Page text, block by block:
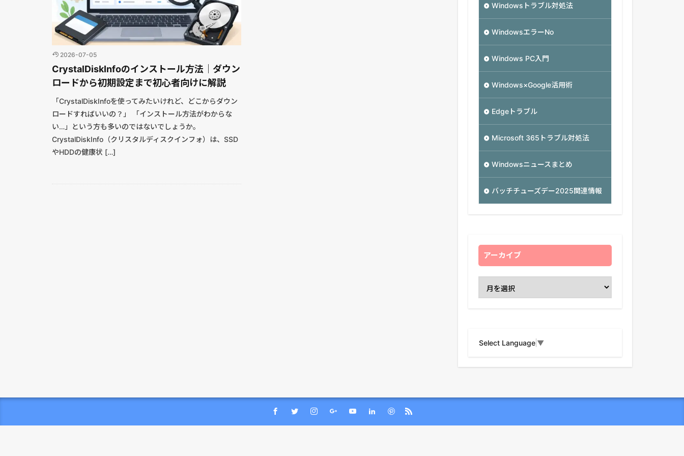
2026-07-05
CrystalDiskInfoのインストール方法｜ダウン
ロードから初期設定まで初心者向けに解説
「CrystalDiskInfoを使ってみたいけれど、どこからダウン
ロードすればいいの？」 「インストール方法がわからな
い…」という方も多いのではないでしょうか。
CrystalDiskInfo（クリスタルディスクインフォ）は、SSD
やHDDの健康状 […]
Windowsトラブル対処法
WindowsエラーNo
Windows PC入門
Windows×Google活用術
Edgeトラブル
Microsoft 365トラブル対処法
Windowsニュースまとめ
バッチチューズデー2025関連情報
アーカイブ
Select Language ▼